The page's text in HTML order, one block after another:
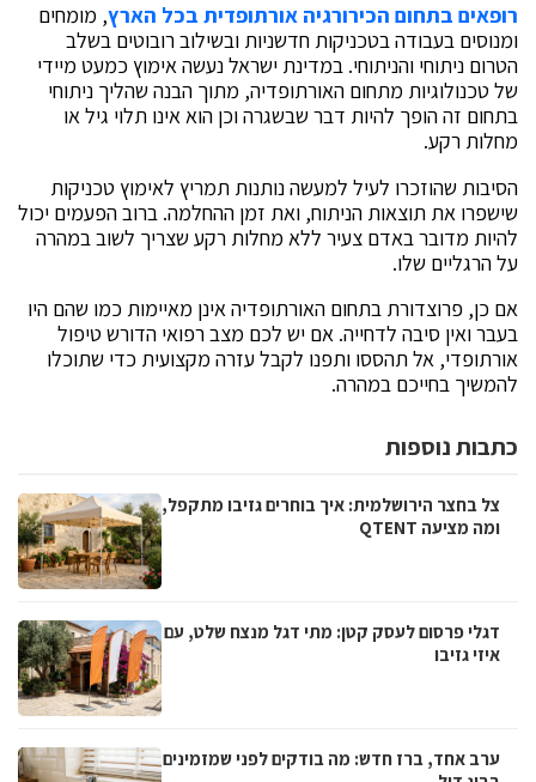
רופאים בתחום הכירורגיה אורתופדית בכל הארץ, מומחים
ומנוסים בעבודה בטכניקות חדשניות ובשילוב רובוטים בשלב
הטרום ניתוחי והניתוחי. במדינת ישראל נעשה אימוץ כמעט מיידי
של טכנולוגיות מתחום האורתופדיה, מתוך הבנה שהליך ניתוחי
בתחום זה הופך להיות דבר שבשגרה וכן הוא אינו תלוי גיל או
מחלות רקע.
הסיבות שהוזכרו לעיל למעשה נותנות תמריץ לאימוץ טכניקות
שישפרו את תוצאות הניתוח, ואת זמן ההחלמה. ברוב הפעמים יכול
להיות מדובר באדם צעיר ללא מחלות רקע שצריך לשוב במהרה
על הרגליים שלו.
אם כן, פרוצדורת בתחום האורתופדיה אינן מאיימות כמו שהם היו
בעבר ואין סיבה לדחייה. אם יש לכם מצב רפואי הדורש טיפול
אורתופדי, אל תהססו ותפנו לקבל עזרה מקצועית כדי שתוכלו
להמשיך בחייכם במהרה.
כתבות נוספות
צל בחצר הירושלמית: איך בוחרים גזיבו מתקפל,
ומה מציעה QTENT
דגלי פרסום לעסק קטן: מתי דגל מנצח שלט, עם
איזי גזיבו
ערב אחד, ברז חדש: מה בודקים לפני שמזמינים